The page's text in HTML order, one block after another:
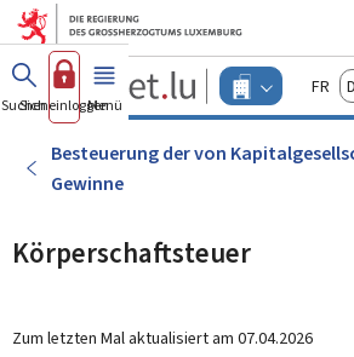
Zum Hauptmenü
Zum Inhalt
Guichet.lu
Changer
d'espace
Menu
Français
Suchen
Sich einloggen
Menü Haupt-
Besteuerung der von
Gewinne
Körperschaftsteuer
Zum letzten Mal aktualisiert am 07.04.2026